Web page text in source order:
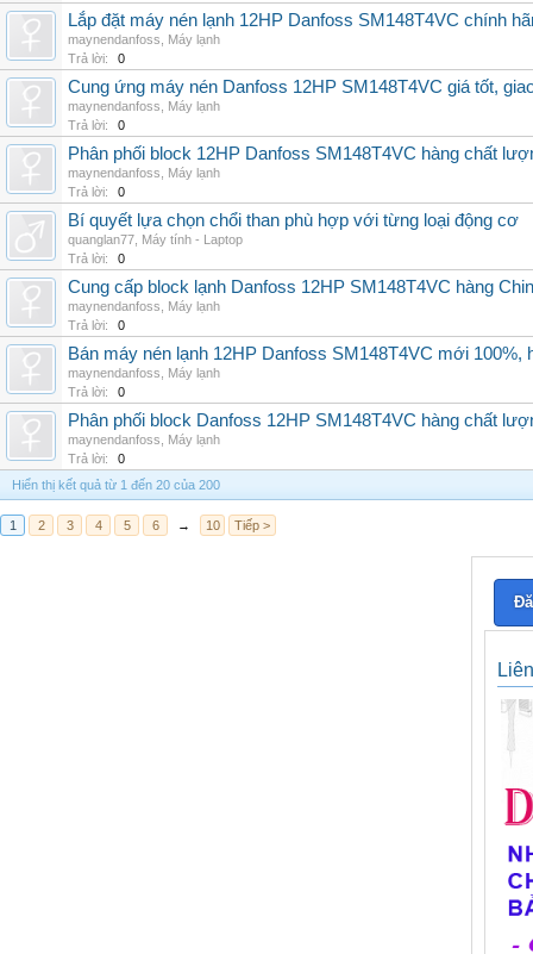
Lắp đặt máy nén lạnh 12HP Danfoss SM148T4VC chính
maynendanfoss
Máy lạnh
Trả lời:
0
Cung ứng máy nén Danfoss 12HP SM148T4VC giá tốt,
maynendanfoss
Máy lạnh
Trả lời:
0
Phân phối block 12HP Danfoss SM148T4VC hàng chất
maynendanfoss
Máy lạnh
Trả lời:
0
Bí quyết lựa chọn chổi than phù hợp với từng loại động cơ
quanglan77 Máy tính - Laptop
Trả lời:
0
Cung cấp block lạnh Danfoss 12HP SM148T4VC hàng
maynendanfoss
Máy lạnh
Trả lời:
0
Bán máy nén lạnh 12HP Danfoss SM148T4VC mới
maynendanfoss
Máy lạnh
Trả lời:
0
Phân phối block Danfoss 12HP SM148T4VC hàng chất
maynendanfoss
Máy lạnh
Trả lời:
0
Hiển thị kết quả từ 1 đến 20 của 200
1 2 3 4 5 6 → 10 Tiếp >